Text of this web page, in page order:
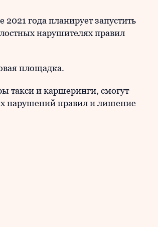
года планирует запустить
нарушителях правил
площадка.
такси и каршеринги, смогут
нарушений правил и лишение